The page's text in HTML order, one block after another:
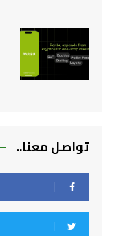
تواصل معنا..